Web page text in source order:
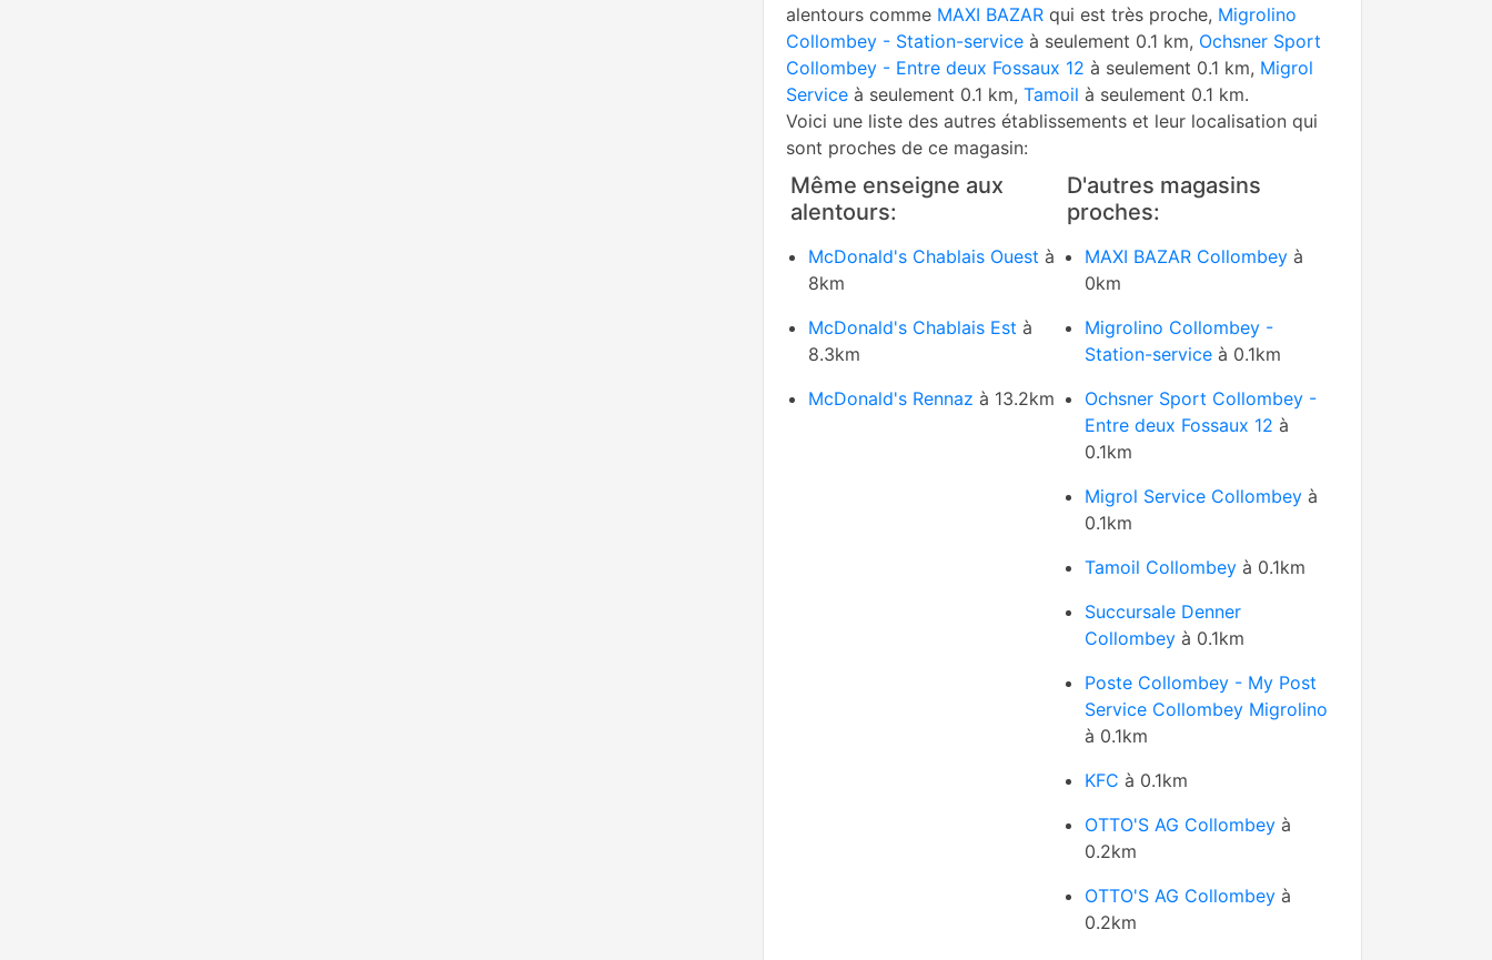
alentours comme MAXI BAZAR qui est très proche, Migrolino
Collombey - Station-service à seulement 0.1 km, Ochsner Sport
Collombey - Entre deux Fossaux 12 à seulement 0.1 km, Migrol
Service à seulement 0.1 km, Tamoil à seulement 0.1 km.
Voici une liste des autres établissements et leur localisation qui
sont proches de ce magasin:
Même enseigne aux
alentours:
McDonald's Chablais Ouest à
8km
McDonald's Chablais Est à
8.3km
McDonald's Rennaz à 13.2km
D'autres magasins
proches:
MAXI BAZAR Collombey à
0km
Migrolino Collombey -
Station-service à 0.1km
Ochsner Sport Collombey -
Entre deux Fossaux 12 à
0.1km
Migrol Service Collombey à
0.1km
Tamoil Collombey à 0.1km
Succursale Denner
Collombey à 0.1km
Poste Collombey - My Post
Service Collombey Migrolino
à 0.1km
KFC à 0.1km
OTTO'S AG Collombey à
0.2km
OTTO'S AG Collombey à
0.2km